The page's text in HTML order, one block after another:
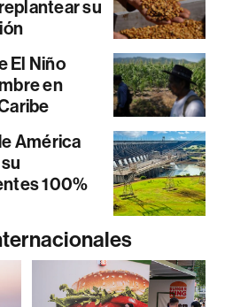
su
El Niño
en
América
100%